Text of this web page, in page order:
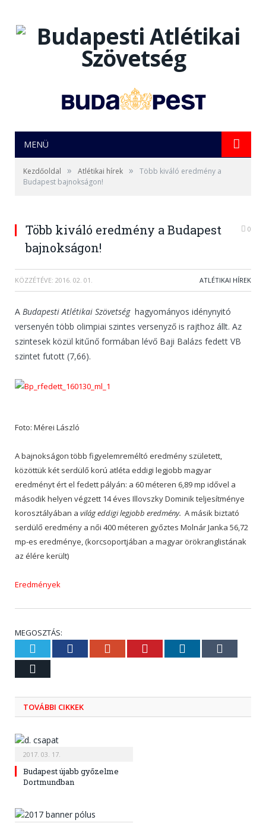
MENÜ
Kezdőoldal » Atlétikai hírek »
Több kiváló eredmény a
Budapest bajnokságon!
Több kiváló eredmény a Budapest
bajnokságon!
0
KÖZZÉTÉVE: 2016. 02. 01. ATLÉTIKAI HÍREK
A Budapesti Atlétikai Szövetség hagyományos idénynyitó
versenyén több olimpiai szintes versenyző is rajthoz állt. Az
szintesek közül kitűnő formában lévő Baji Balázs fedett VB
szintet futott (7,66).
Foto: Mérei László
A bajnokságon több figyelemreméltó eredmény született,
közöttük két serdülő korú atléta eddigi legjobb magyar
eredményt ért el fedett pályán: a 60 méteren 6,89 mp idővel a
második helyen végzett 14 éves Illovszky Dominik teljesítménye
korosztályában a világ eddigi legjobb eredmény. A másik biztató
serdülő eredmény a női 400 méteren győztes Molnár Janka 56,72
mp-es eredménye, (korcsoportjában a magyar örökranglistának
az élére került)
Eredmények
MEGOSZTÁS:
Twitter Facebook Google+ Pinterest LinkedIn
TOVÁBBI CIKKEK
2017. 03. 17.
Budapest újabb győzelme
Dortmundban